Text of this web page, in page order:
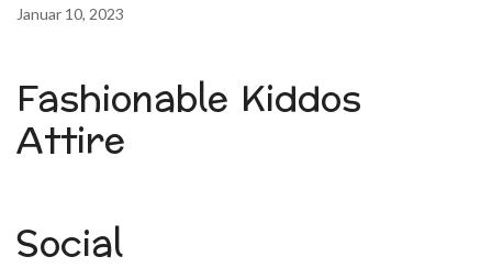
Januar 10, 2023
Fashionable Kiddos
Attire
Social